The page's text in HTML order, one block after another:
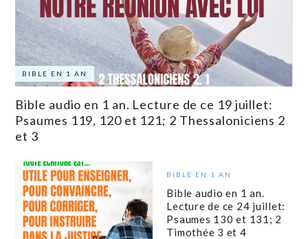
BIBLE EN 1 AN
Bible audio en 1 an. Lecture de ce 19 juillet:
Psaumes 119, 120 et 121; 2 Thessaloniciens 2
et 3
BIBLE EN 1 AN
Bible audio en 1 an.
Lecture de ce 24 juillet:
Psaumes 130 et 131; 2
Timothée 3 et 4